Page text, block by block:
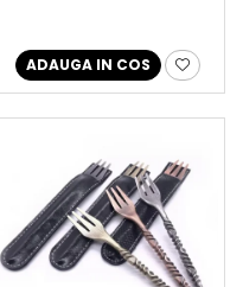
ADAUGA IN COS